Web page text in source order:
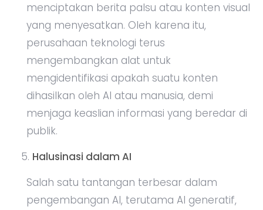
menciptakan berita palsu atau konten visual
yang menyesatkan. Oleh karena itu,
perusahaan teknologi terus
mengembangkan alat untuk
mengidentifikasi apakah suatu konten
dihasilkan oleh AI atau manusia, demi
menjaga keaslian informasi yang beredar di
publik.
Halusinasi dalam AI
Salah satu tantangan terbesar dalam
pengembangan AI, terutama AI generatif,